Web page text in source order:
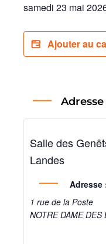
samedi 23 mai
Ajouter au
Adresse
Salle des
Landes
Adresse
1 rue de la Poste
NOTRE DAME DES